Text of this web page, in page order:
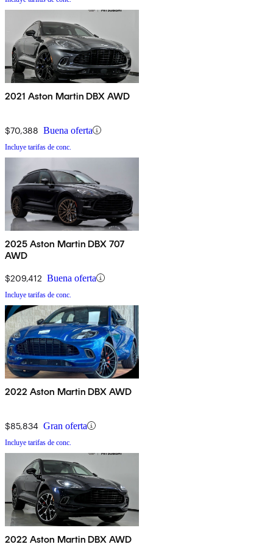
2021 Aston Martin DBX AWD
$70,388 Buena oferta
Incluye tarifas de conc.
2025 Aston Martin DBX 707
AWD
$209,412 Buena oferta
Incluye tarifas de conc.
2022 Aston Martin DBX AWD
$85,834 Gran oferta
Incluye tarifas de conc.
2022 Aston Martin DBX AWD